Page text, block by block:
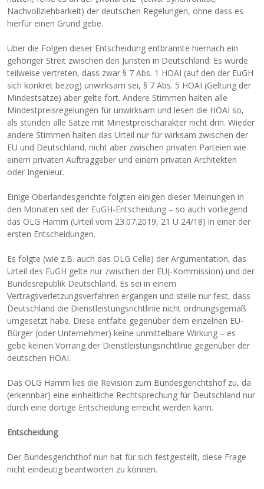
Nachvollziehbarkeit) der deutschen Regelungen, ohne dass es
hierfür einen Grund gebe.
Über die Folgen dieser Entscheidung entbrannte hiernach ein
gehöriger Streit zwischen den Juristen in Deutschland. Es wurde
teilweise vertreten, dass zwar § 7 Abs. 1 HOAI (auf den der EuGH
sich konkret bezog) unwirksam sei, § 7 Abs. 5 HOAI (Geltung der
Mindestsätze) aber gelte fort. Andere Stimmen halten alle
Mindestpreisregelungen für unwirksam und lesen die HOAI so,
als stünden alle Sätze mit Minestpreischarakter nicht drin. Wieder
andere Stimmen halten das Urteil nur für wirksam zwischen der
EU und Deutschland, nicht aber zwischen privaten Parteien wie
einem privaten Auftraggeber und einem privaten Architekten
oder Ingenieur.
Einige Oberlandesgerichte folgten einigen dieser Meinungen in
den Monaten seit der EuGH-Entscheidung – so auch vorliegend
das OLG Hamm (Urteil vom 23.07.2019, 21 U 24/18) in einer der
ersten Entscheidungen.
Es folgte (wie z.B. auch das OLG Celle) der Argumentation, das
Urteil des EuGH gelte nur zwischen der EU(-Kommission) und der
Bundesrepublik Deutschland. Es sei in einem
Vertragsverletzungsverfahren ergangen und stelle nur fest, dass
Deutschland die Dienstleistungsrichtlinie nicht ordnungsgemäß
umgesetzt habe. Diese entfalte gegenüber dem einzelnen EU-
Bürger (oder Unternehmer) keine unmittelbare Wirkung – es
gebe keinen Vorrang der Dienstleistungsrichtlinie gegenüber der
deutschen HOAI.
Das OLG Hamm lies die Revision zum Bundesgerichtshof zu, da
(erkennbar) eine einheitliche Rechtsprechung für Deutschland nur
durch eine dortige Entscheidung erreicht werden kann.
Entscheidung
Der Bundesgerichthof nun hat für sich festgestellt, diese Frage
nicht eindeutig beantworten zu können.